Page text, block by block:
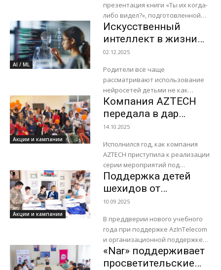
презентация книги «Ты их когда-
либо видел?», подготовленной
при поддержке Azercell в
партнерстве с Международной
издательством Roller Bird.
Издание,...
AI / ML
Искусственный
интеллект в жизни
детей: рекомендации
Касперского» для
ответственного и
безопасного
использования
02.12.2025
Родители всё чаще
рассматривают использование
нейросетей детьми не как
угрозу, а как естественную часть
современного обучения и
важный навык будущего.
Искусственный интеллект
перестаёт быть...
Акции и кампании
Компания AZTECH
передала в дар
Габалинскому
реабилитационному
центру игровые
приставки MSI
14.10.2025
Исполнился год, как компания
AZTECH приступила к реализации
серии мероприятий под
названием «Oyun Terapiyası»
(«Игротерапия»), цель которых
заключается в повышении
мотивации детей, находящихся
в...
Акции и кампании
Поддержка детей
шехидов от
AzInTelecom
10.09.2025
В преддверии нового учебного
года при поддержке AzInTelecom
и организационной поддержке
Фонда YAŞAT в различных
регионах страны был
«Nar» поддерживает
просветительские